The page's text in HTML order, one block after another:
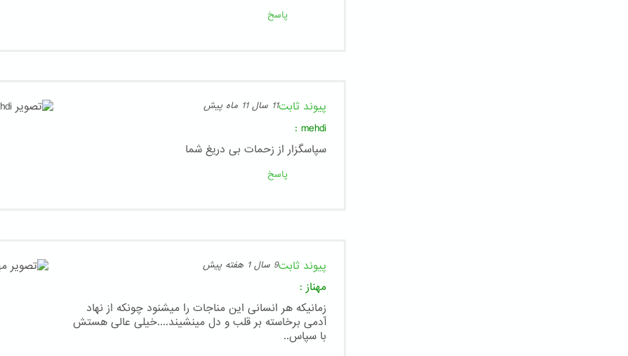
پاسخ
پیوند ثابت11 سال 11 ماه پیش
mehdi
:
سپاسگزار از زحمات بی دریغ شما
پاسخ
پیوند ثابت9 سال 1 هفته پیش
مهناز :
زمانیکه هر انسانی این مناجات را میشنود چونکه از نهاد
آدمی برخاسته بر قلب و دل مینشیند....خیلی عالی هستش
با سپاس..